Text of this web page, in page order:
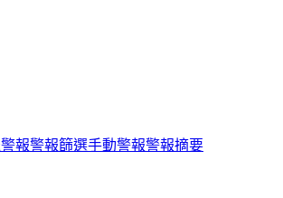
報警報篩選手動警報警報摘要